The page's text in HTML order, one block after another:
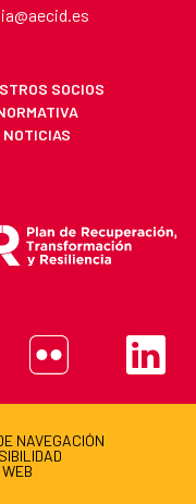
SOCIOS
NOTICIAS
Flickr Linkedin
NAVEGACIÓN